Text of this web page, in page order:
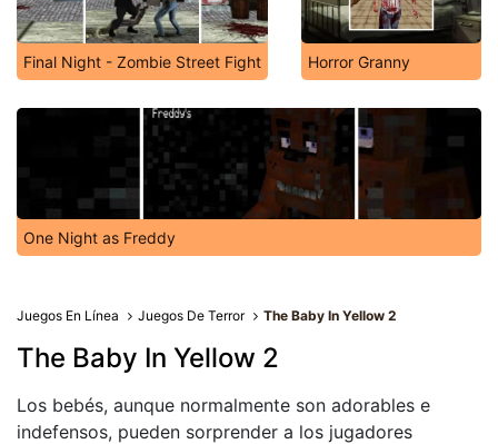
Final Night - Zombie Street Fight Horror Granny
One Night as Freddy
Juegos En Línea Juegos De Terror The Baby In Yellow 2
The Baby In Yellow 2
Los bebés, aunque normalmente son adorables e
indefensos, pueden sorprender a los jugadores